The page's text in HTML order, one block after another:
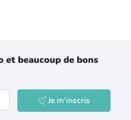
et beaucoup de bons
Je m'inscris